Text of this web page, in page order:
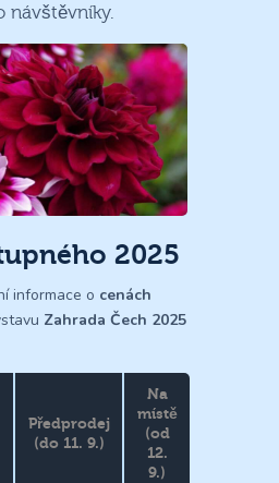
návštěvníky.
2025
informace o cenách
Zahrada Čech 2025
Předprodej
(do 11. 9.)
Na
místě
(od
12.
9.)